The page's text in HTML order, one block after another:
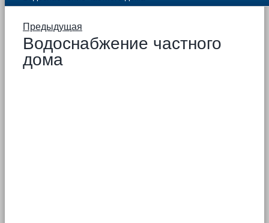
Предыдущая
Водоснабжение частного
дома